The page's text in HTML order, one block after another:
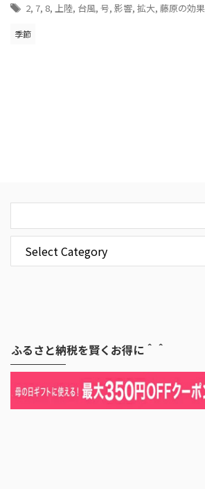
2, 7, 8, 上陸, 台風, 号, 影響, 拡大, 藤原の効果
季節
ふるさと納税を賢くお得に＾＾